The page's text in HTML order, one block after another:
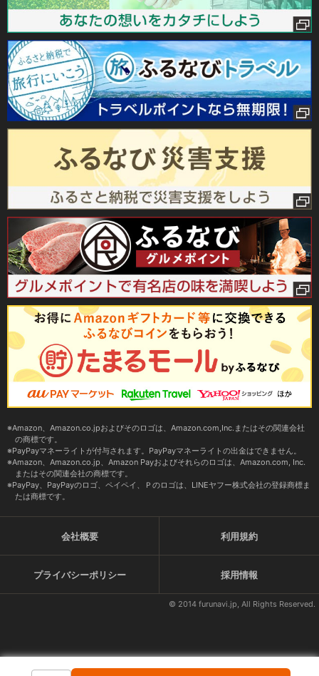
Amazon、Amazon.co.jpおよびそのロゴは、Amazon.com,Inc.またはその関連会社
の商標です。
PayPayマネーライトが付与されます。PayPayマネーライトの出金はできません。
Amazon、Amazon.co.jp、Amazon Payおよびそれらのロゴは、Amazon.com, Inc.
またはその関連会社の商標です。
PayPay、PayPayのロゴ、ペイペイ、Ｐのロゴは、LINEヤフー株式会社の登録商標ま
たは商標です。
会社概要 利用規約
プライバシーポリシー 採用情報
© 2014 furunavi.jp, All Rights Reserved.